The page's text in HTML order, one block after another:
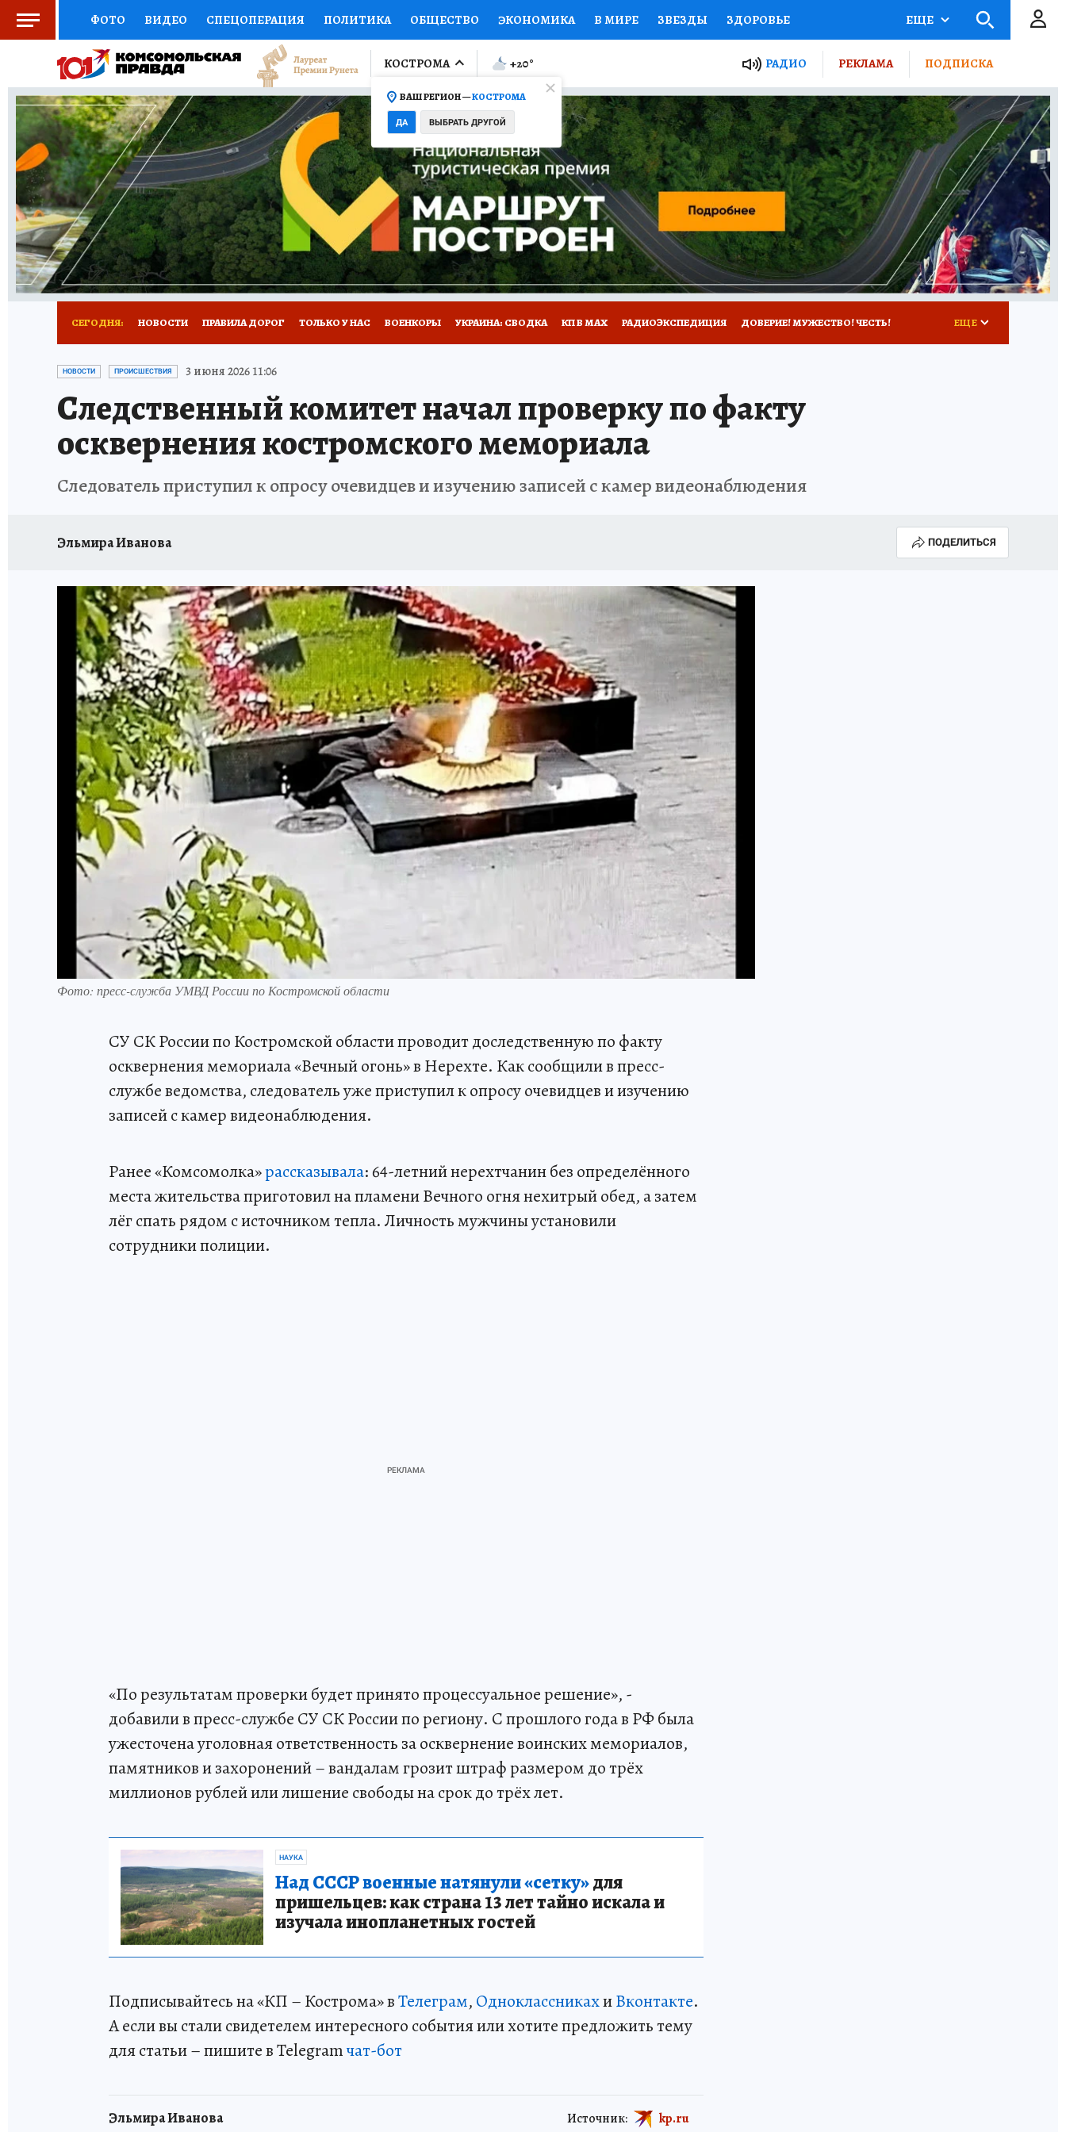
ФОТО ВИДЕО СПЕЦОПЕРАЦИЯ ПОЛИТИКА ОБЩЕСТВО ЭКОНОМИКА В МИРЕ ЗВЕЗДЫ ЗДОРОВЬЕ
СОЦПОДДЕРЖКА НАУКА СПОРТ КОЛУМНИСТЫ ПРОИСШЕСТВИЯ НАЦИОНАЛЬНЫЕ ПРОЕКТЫ РОССИИ
ВЫБОР ЭКСПЕРТОВ ДОКТОР ФИНАНСЫ ОТКРЫВАЕМ МИР Я ЗНАЮ СЕМЬЯ ЖЕНСКИЕ СЕКРЕТЫ ПУТЕВОДИТЕЛЬ
КНИЖНАЯ ПОЛКА ПРОГНОЗЫ НА СПОРТ ПРОМОКОДЫ СЕРИАЛЫ СПЕЦПРОЕКТЫ ДЕФИЦИТ ЖЕЛЕЗА ТУРИЗМ
ПРЕСС-ЦЕНТР НЕДВИЖИМОСТЬ ТЕЛЕВИЗОР КОЛЛЕКЦИИ КОНКУРСЫ РАБОТА У НАС ГИД ПОТРЕБИТЕЛЯ ВСЕ О КП
РАДИО КП РЕКЛАМА ТЕСТЫ НОВОЕ НА САЙТЕ
ЕЩЕ
КОСТРОМА
ВАШ РЕГИОН —КОСТРОМА
ДА ВЫБРАТЬ ДРУГОЙ
+20° РАДИО РЕКЛАМА ПОДПИСКА
СЕГОДНЯ: НОВОСТИ ПРАВИЛА ДОРОГ ТОЛЬКО У НАС ВОЕНКОРЫ УКРАИНА: СВОДКА КП В МАХ РАДИОЭКСПЕДИЦИЯ ДОВЕРИЕ! МУЖЕСТВО! ЧЕСТЬ!
НОВОГОДНИЙ ШОПИНГ В КОСТРОМЕ
СЕМЬЯ В ПОГОНАХ ИСПЫТАНО НА СЕБЕ
ЕЩЕ
НОВОСТИ ПРОИСШЕСТВИЯ 3 июня 2026 11:06
Следственный комитет начал проверку по факту
осквернения костромского мемориала
Следователь приступил к опросу очевидцев и изучению записей с камер видеонаблюдения
Эльмира Иванова ПОДЕЛИТЬСЯ
Фото: пресс-служба УМВД России по Костромской области
СУ СК России по Костромской области проводит доследственную по факту
осквернения мемориала «Вечный огонь» в Нерехте. Как сообщили в пресс-
службе ведомства, следователь уже приступил к опросу очевидцев и изучению
записей с камер видеонаблюдения.
Ранее «Комсомолка»рассказывала: 64-летний нерехтчанин без определённого
места жительства приготовил на пламени Вечного огня нехитрый обед, а затем
лёг спать рядом с источником тепла. Личность мужчины установили
сотрудники полиции.
«По результатам проверки будет принято процессуальное решение», -
добавили в пресс-службе СУ СК России по региону. С прошлого года в РФ была
ужесточена уголовная ответственность за осквернение воинских мемориалов,
памятников и захоронений – вандалам грозит штраф размером до трёх
миллионов рублей или лишение свободы на срок до трёх лет.
НАУКА
Над СССР военные натянули «сетку»для
пришельцев: как страна 13 лет тайно искала и
изучала инопланетных гостей
Подписывайтесь на «КП – Кострома» вТелеграм, ОдноклассникахиВконтакте.
А если вы стали свидетелем интересного события или хотите предложить тему
для статьи – пишите в Telegramчат-бот
Эльмира Иванова Источник: kp.ru